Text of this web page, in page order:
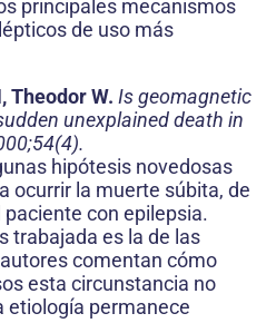
principales mecanismos
de uso más
Theodor W. Is geomagnetic
unexplained death in
hipótesis novedosas
ocurrir la muerte súbita, de
con epilepsia.
trabajada es la de las
comentan cómo
esta circunstancia no
etiología permanece